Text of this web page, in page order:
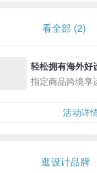
看全部 (2)
轻松拥有海外好
指定商品跨境享
活动详
逛设计品牌